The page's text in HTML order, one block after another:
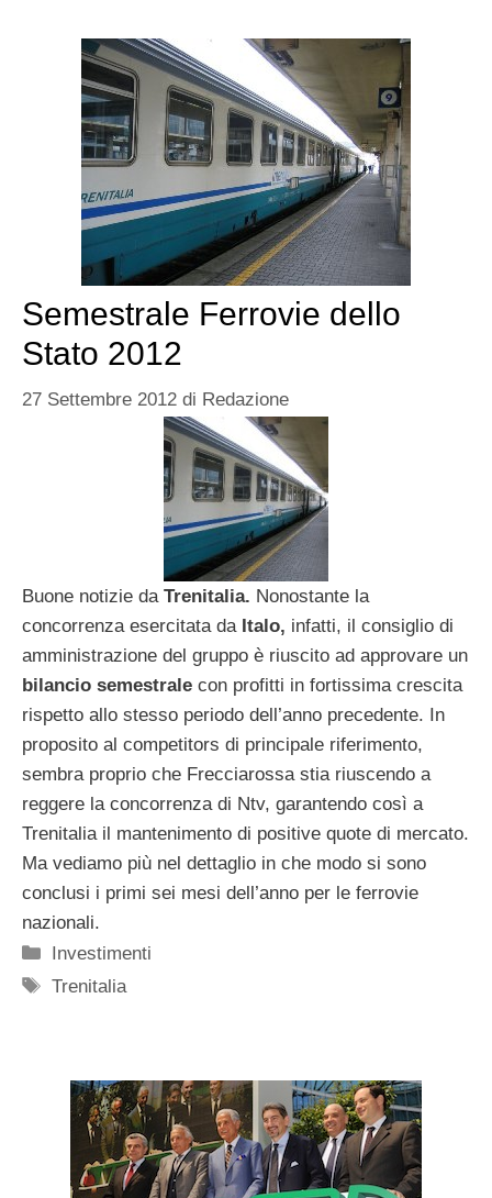
Semestrale Ferrovie dello
Stato 2012
27 Settembre 2012 di Redazione
Buone notizie da Trenitalia. Nonostante la
concorrenza esercitata da Italo, infatti, il consiglio di
amministrazione del gruppo è riuscito ad approvare un
bilancio semestrale con profitti in fortissima crescita
rispetto allo stesso periodo dell’anno precedente. In
proposito al competitors di principale riferimento,
sembra proprio che Frecciarossa stia riuscendo a
reggere la concorrenza di Ntv, garantendo così a
Trenitalia il mantenimento di positive quote di mercato.
Ma vediamo più nel dettaglio in che modo si sono
conclusi i primi sei mesi dell’anno per le ferrovie
nazionali.
Categorie
Investimenti
Tag
Trenitalia